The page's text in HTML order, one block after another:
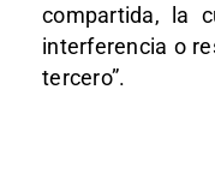
compartida, la
interferencia o
tercero”.